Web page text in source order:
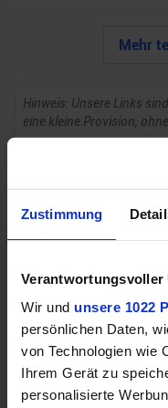
Zustimmung
Verantwortungsvoller
Wir und unsere 1022
persönlichen Daten,
von Technologien wie
Ihrem Gerät zu
personalisierte
Mehr
Hinweis: Unsere Links
eine kleine Provision,
ZUM
GEWINNSPIEL
Gewinne einen